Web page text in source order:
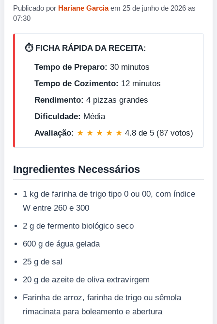
Publicado por Hariane Garciaem 25 de junho de 2026 as
07:30
⏱️ FICHA RÁPIDA DA RECEITA:
Tempo de Preparo: 30 minutos
Tempo de Cozimento: 12 minutos
Rendimento: 4 pizzas grandes
Dificuldade: Média
Avaliação: ★ ★ ★ ★ ★ 4.8 de 5 (87 votos)
Ingredientes Necessários
1 kg de farinha de trigo tipo 0 ou 00, com índice
W entre 260 e 300
2 g de fermento biológico seco
600 g de água gelada
25 g de sal
20 g de azeite de oliva extravirgem
Farinha de arroz, farinha de trigo ou sêmola
rimacinata para boleamento e abertura